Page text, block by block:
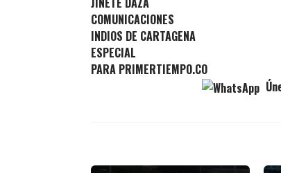
COMUNICACIONES
INDIOS DE CARTAGENA
ESPECIAL
PARA PRIMERTIEMPO.CO